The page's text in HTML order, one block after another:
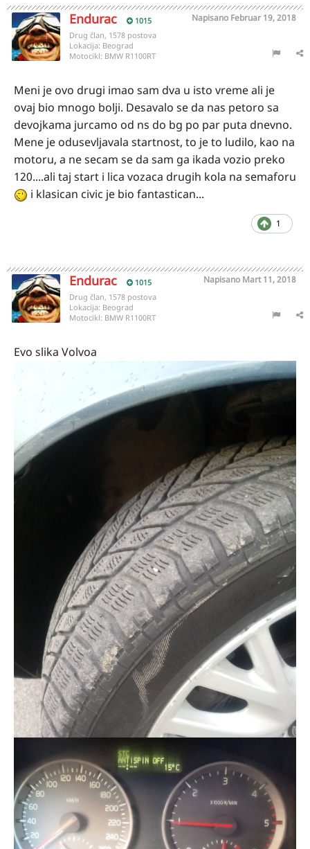
Endurac 1015 Napisano Februar 19, 2018
Drug član, 1578 postova
Lokacija: Beograd
Motocikl: BMW R1100RT
Meni je ovo drugi imao sam dva u isto vreme ali je
ovaj bio mnogo bolji. Desavalo se da nas petoro sa
devojkama jurcamo od ns do bg po par puta dnevno.
Mene je odusevljavala startnost, to je to ludilo, kao na
motoru, a ne secam se da sam ga ikada vozio preko
120....ali taj start i lica vozaca drugih kola na semaforu
i klasican civic je bio fantastican...
1
Endurac 1015 Napisano Mart 11, 2018
Drug član, 1578 postova
Lokacija: Beograd
Motocikl: BMW R1100RT
Evo slika Volvoa